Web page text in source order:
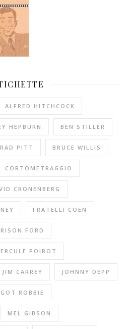
ALFRED HITCHCOCK
HEPBURN BEN STILLER
PITT BRUCE WILLIS
CORTOMETRAGGIO
CRONENBERG
FRATELLI COEN
FORD
POIROT
JIM CARREY JOHNNY DEPP
ROBBIE
MEL GIBSON